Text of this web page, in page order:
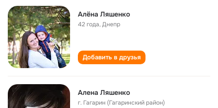
Алёна Ляшенко
42 года,Днепр
Добавить в друзья
Алена Ляшенко
г. Гагарин (Гагаринский район)